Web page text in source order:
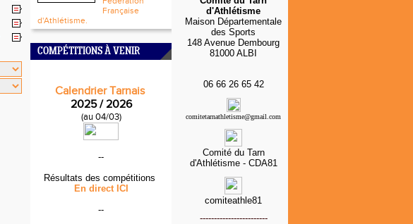
Française
d'Athlétisme.
COMPÉTITIONS À VENIR
Calendrier Tarnais
2025 / 2026
(au 04/03)
--
Résultats des compétitions
En direct ICI
--
d'Athlétisme
Maison Départementale
des Sports
148 Avenue Dembourg
81000 ALBI
06 66 26 65 42
comitetarnathletisme@gmail.com
Comité du Tarn
d'Athlétisme - CDA81
comiteathle81
------------------------